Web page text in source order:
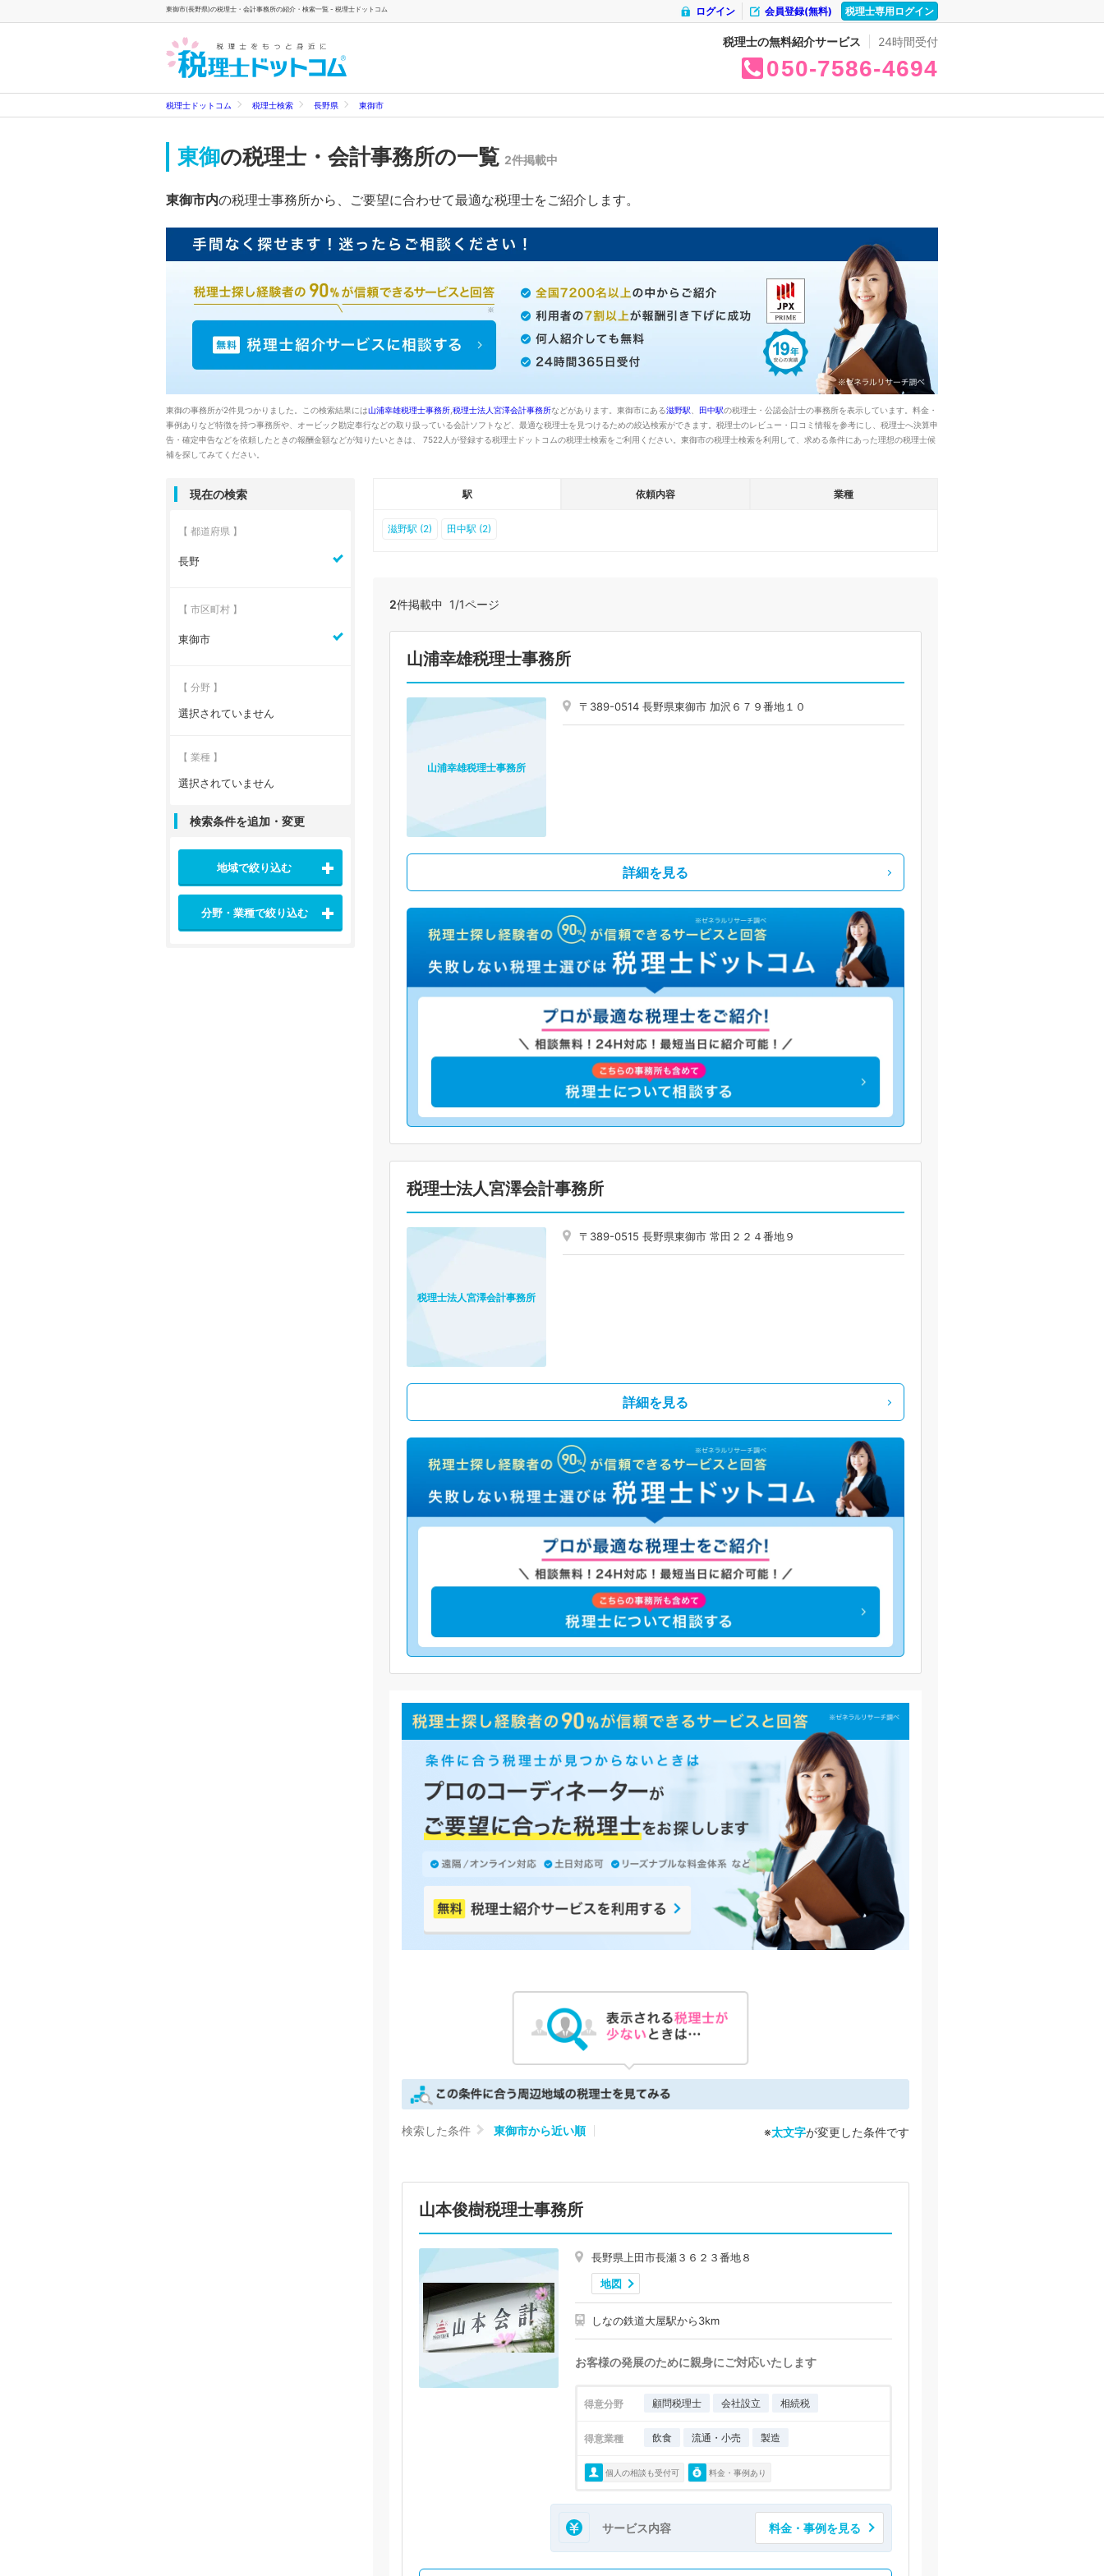
東御市(長野県)の税理士・会計事務所の紹介・検索一覧 - 税理士ドットコム 税理士専用ログイン
会員登録(無料)
ログイン
税理士の無料紹介サービス 24時間受付
050 7586 4694
税理士ドットコム 税理士検索 長野県 東御市
東御の税理士・会計事務所の一覧 2件掲載中
東御市内の税理士事務所から、ご要望に合わせて最適な税理士をご紹介します。
東御の事務所が2件見つかりました。この検索結果には山浦幸雄税理士事務所 税理士法人宮澤会計事務所などがあります。東御市にある滋野駅 田中駅の税理士・公認会計士の事務所を表示しています。料金・
事例ありなど特徴を持つ事務所や、オービック勘定奉行などの取り扱っている会計ソフトなど、最適な税理士を見つけるための絞込検索ができます。税理士のレビュー・口コミ情報を参考にし、税理士へ決算申
告・確定申告などを依頼したときの報酬金額などが知りたいときは、 7522人が登録する税理士ドットコムの税理士検索をご利用ください。東御市の税理士検索を利用して、求める条件にあった理想の税理士候
補を探してみてください。
駅 依頼内容 業種
滋野駅 (2) 田中駅 (2)
2件掲載中 1/1ページ
山浦幸雄税理士事務所
〒389-0514 長野県東御市 加沢６７９番地１０
山浦幸雄税理士事務所
詳細を見る
税理士法人宮澤会計事務所
〒389-0515 長野県東御市 常田２２４番地９
税理士法人宮澤会計事務所
詳細を見る
検索した条件 東御市から近い順 ※太文字が変更した条件です
山本俊樹税理士事務所
長野県上田市長瀬３６２３番地８
地図
しなの鉄道大屋駅から3km
お客様の発展のために親身にご対応いたします
得意分野 顧問税理士 会社設立 相続税
得意業種 飲食 流通・小売 製造
個人の相談も受付可 料金・事例あり
サービス内容 料金・事例を見る
現在の検索
【 都道府県 】
長野
【 市区町村 】
東御市
【 分野 】
選択されていません
【 業種 】
選択されていません
検索条件を追加・変更
地域で絞り込む
分野・業種で絞り込む